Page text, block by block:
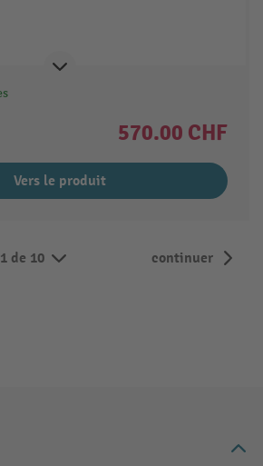
570.00 CHF
Vers le produit
1 de 10 continuer